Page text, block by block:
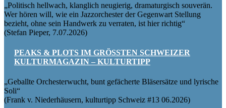
„Politisch hellwach, klanglich neugierig, dramaturgisch souverän.
Wer hören will, wie ein Jazzorchester der Gegenwart Stellung
bezieht, ohne sein Handwerk zu verraten, ist hier richtig“
(Stefan Pieper, 7.07.2026)
PEAKS & PLOTS IM GRÖSSTEN SCHWEIZER
KULTURMAGAZIN – KULTURTIPP
„Geballte Orchesterwucht, bunt gefächerte Bläsersätze und lyrische
Soli“
(Frank v. Niederhäusern, kulturtipp Schweiz #13 06.2026)